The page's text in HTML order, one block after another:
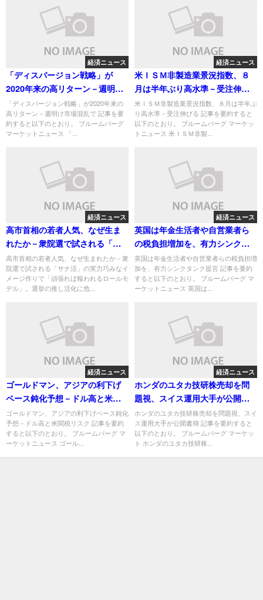
経済ニュース
「ディスパージョン戦略」が
2020年来の高リターン－週明け
市場混乱で
「ディスパージョン戦略」が2020年来の
高リターン－週明け市場混乱で 記事を要
約すると以下のとおり。 ブルームバーグ
マーケットニュース 「...
経済ニュース
米ＩＳＭ非製造業景況指数、８
月は半年ぶり高水準－受注伸び
る
米ＩＳＭ非製造業景況指数、８月は半年ぶ
り高水準－受注伸びる 記事を要約すると
以下のとおり。 ブルームバーグ マーケッ
トニュース 米ＩＳＭ非製...
経済ニュース
高市首相の若者人気、なぜ生ま
れたか－衆院選で試される「サ
ナ活」の実力巧みなイメージ作
りで「頑張れば報われるロール
モデル」。選挙の推し活化に危
高市首相の若者人気、なぜ生まれたか－衆
院選で試される「サナ活」の実力巧みなイ
メージ作りで「頑張れば報われるロールモ
デル」。選挙の推し活化に危...
経済ニュース
英国は年金生活者や自営業者ら
の税負担増加を、有力シンクタ
ンク提言
英国は年金生活者や自営業者らの税負担増
加を、有力シンクタンク提言 記事を要約
すると以下のとおり。 ブルームバーグ マ
ーケットニュース 英国は...
経済ニュース
ゴールドマン、アジアの利下げ
ペース鈍化予想－ドル高と米関
税リスク
ゴールドマン、アジアの利下げペース鈍化
予想－ドル高と米関税リスク 記事を要約
すると以下のとおり。 ブルームバーグ マ
ーケットニュース ゴール...
経済ニュース
ホンダのユタカ技研株売却を問
題視、スイス運用大手が公開書
簡
ホンダのユタカ技研株売却を問題視、スイ
ス運用大手が公開書簡 記事を要約すると
以下のとおり。 ブルームバーグ マーケッ
ト ホンダのユタカ技研株...